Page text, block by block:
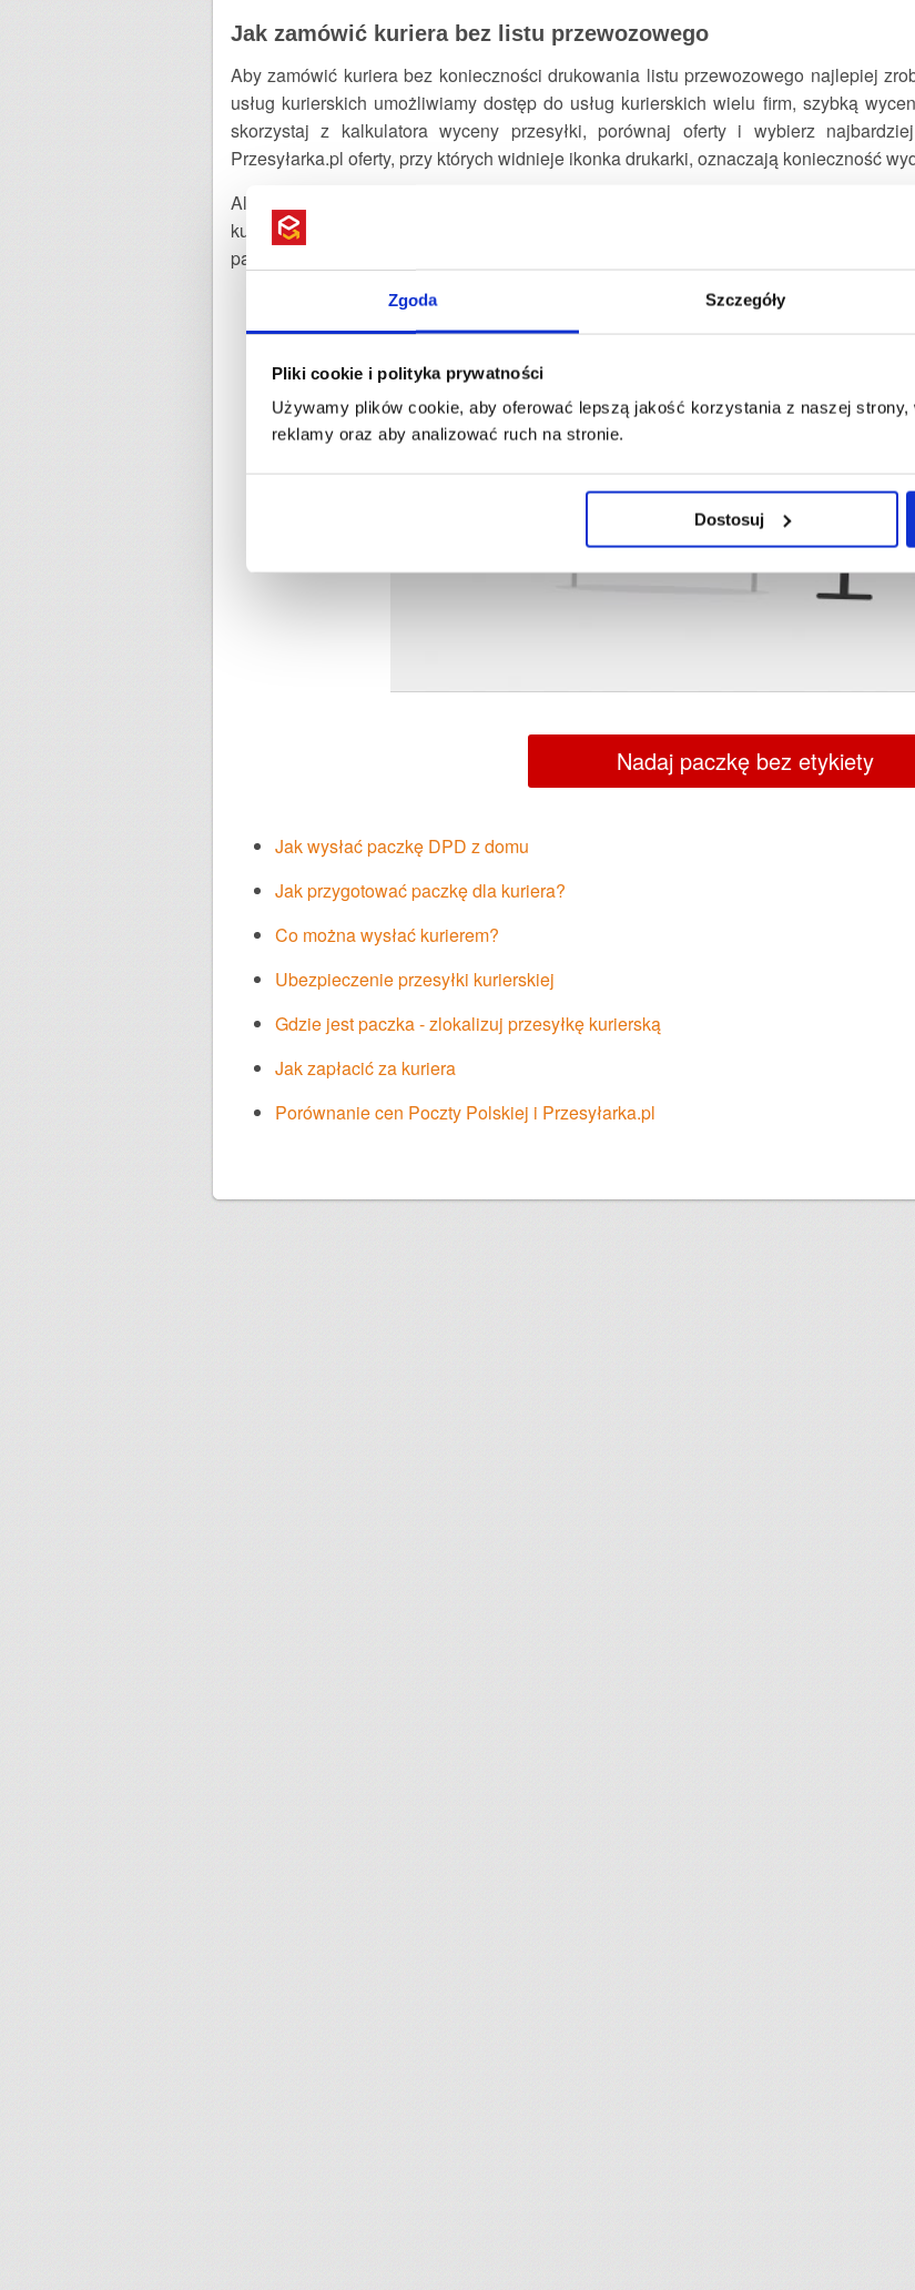
Zgoda Szczegóły
Pliki cookie i polityka prywatności
Używamy plików cookie, aby oferować lepszą jakość korzystania z naszej
reklamy oraz aby analizować ruch na stronie.
Dostosuj
Jak zamówić kuriera bez listu przewozowego
Aby zamówić kuriera bez konieczności drukowania listu przewozowego najlepiej
usług kurierskich umożliwiamy dostęp do usług kurierskich wielu firm, szybką
skorzystaj z kalkulatora wyceny przesyłki, porównaj oferty i wybierz
Przesyłarka.pl oferty, przy których widnieje ikonka drukarki, oznaczają konieczność
Alternatywnym rozwiązaniem w przypadku wysyłki paczki kurierem będzie
kurierskiej. Jednak szczerze mówiąc, jest to mniej wygodne niż zamówienie kuriera
paczki
Nadaj paczkę bez etykiety
Jak wysłać paczkę DPD z domu
Jak przygotować paczkę dla kuriera?
Co można wysłać kurierem?
Ubezpieczenie przesyłki kurierskiej
Gdzie jest paczka - zlokalizuj przesyłkę kurierską
Jak zapłacić za kuriera
Porównanie cen Poczty Polskiej i Przesyłarka.pl